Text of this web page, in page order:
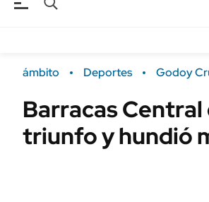
Campo
FINANZAS
ámbito Deportes Godoy
Barracas
triunfo y hundió